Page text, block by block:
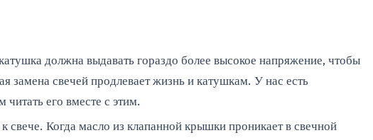
должна выдавать гораздо более высокое напряжение, чтобы
замена свечей продлевает жизнь и катушкам. У нас есть
его вместе с этим.
Когда масло из клапанной крышки проникает в свечной